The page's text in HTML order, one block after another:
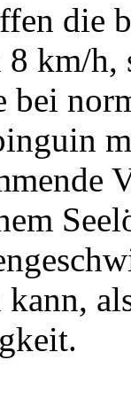
die
km/h,
bei